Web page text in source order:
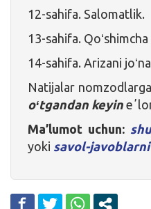
12-sahifa. Salomatlik.
13-sahifa.
14-sahifa. Arizani
Natijalar nomzodlarga
oʻtgandan keyin
Ma’lumot uchun:
yoki savol-javoblarni